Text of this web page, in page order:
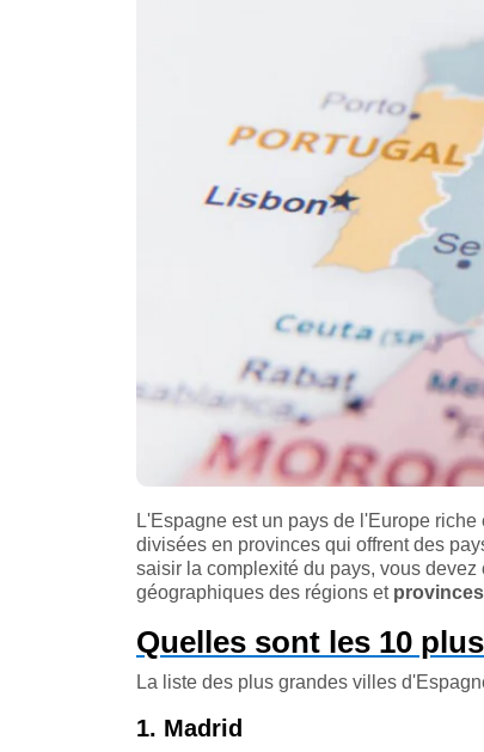
L'Espagne est un pays de l'Europe
divisées en provinces qui offrent des
saisir la complexité du pays, vous devez
géographiques des régions et
Quelles sont les 10
La liste des plus grandes villes
1. Madrid